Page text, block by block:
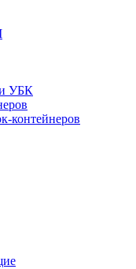
УБК
контейнеров